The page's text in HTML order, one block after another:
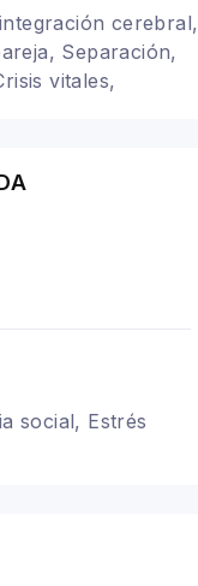
cerebral,
Separación,
vitales,
social, Estrés